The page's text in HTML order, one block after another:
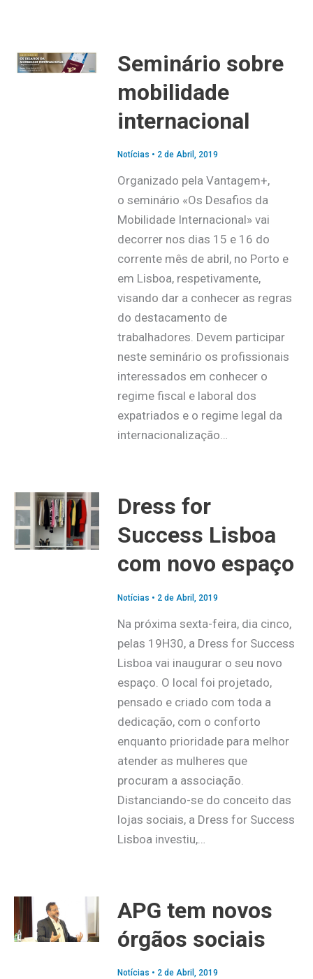
Seminário sobre
mobilidade
internacional
Notícias • 2 de Abril, 2019
Organizado pela Vantagem+,
o seminário «Os Desafios da
Mobilidade Internacional» vai
decorrer nos dias 15 e 16 do
corrente mês de abril, no Porto e
em Lisboa, respetivamente,
visando dar a conhecer as regras
do destacamento de
trabalhadores. Devem participar
neste seminário os profissionais
interessados em conhecer o
regime fiscal e laboral dos
expatriados e o regime legal da
internacionalização…
Dress for
Success Lisboa
com novo espaço
Notícias • 2 de Abril, 2019
Na próxima sexta-feira, dia cinco,
pelas 19H30, a Dress for Success
Lisboa vai inaugurar o seu novo
espaço. O local foi projetado,
pensado e criado com toda a
dedicação, com o conforto
enquanto prioridade para melhor
atender as mulheres que
procuram a associação.
Distanciando-se do conceito das
lojas sociais, a Dress for Success
Lisboa investiu,…
APG tem novos
órgãos sociais
Notícias • 2 de Abril, 2019